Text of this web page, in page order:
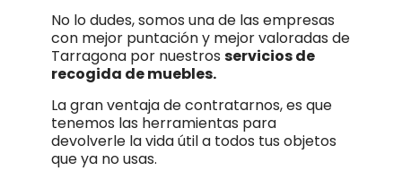
No lo dudes, somos una de las empresas
con mejor puntación y mejor valoradas de
Tarragona por nuestros servicios de
recogida de muebles.
La gran ventaja de contratarnos, es que
tenemos las herramientas para
devolverle la vida útil a todos tus objetos
que ya no usas.